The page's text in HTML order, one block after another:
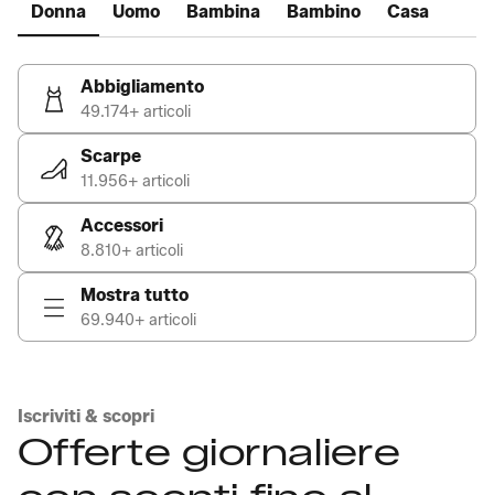
Donna Uomo Bambina Bambino Casa
Abbigliamento
49.174+ articoli
Scarpe
11.956+ articoli
Accessori
8.810+ articoli
Mostra tutto
69.940+ articoli
Iscriviti & scopri
Offerte giornaliere